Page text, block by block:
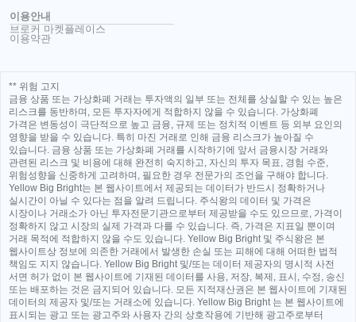
이용안내
브로커 마켓플레이스
이용약관
** 위험 고지
금융 상품 또는 가상화폐 거래는 투자액의 일부 또는 전체를 상실할 수 있는 높은
리스크를 동반하며, 모든 투자자에게 적합하지 않을 수 있습니다. 가상화폐
가격은 변동성이 극단적으로 높고 금융, 규제 또는 정치적 이벤트 등 외부 요인의
영향을 받을 수 있습니다. 특히 마진 거래로 인해 금융 리스크가 높아질 수
있습니다. 금융 상품 또는 가상화폐 거래를 시작하기에 앞서 금융시장 거래와
관련된 리스크 및 비용에 대해 완전히 숙지하고, 자신의 투자 목표, 경험 수준,
위험성향을 신중하게 고려하며, 필요한 경우 전문가의 조언을 구해야 합니다.
Yellow Big Bright는 본 웹사이트에서 제공되는 데이터가 반드시 정확하거나
실시간이 아닐 수 있다는 점을 알려 드립니다. 주식왕의 데이터 및 가격은
시장이나 거래소가 아닌 투자전문기관으로부터 제공받을 수도 있으므로, 가격이
정확하지 않고 시장의 실제 가격과 다를 수 있습니다. 즉, 가격은 지표일 뿐이며
거래 목적에 적합하지 않을 수도 있습니다. Yellow Big Bright 및 주식왕은 본
웹사이트상 정보에 의존한 거래에서 발생한 손실 또는 피해에 대해 어떠한 법적
책임도 지지 않습니다. Yellow Big Bright 및/또는 데이터 제공자의 명시적 사전
서면 허가 없이 본 웹사이트에 기재된 데이터를 사용, 저장, 복제, 표시, 수정, 송신
또는 배포하는 것은 금지되어 있습니다. 모든 지적재산권은 본 웹사이트에 기재된
데이터의 제공자 및/또는 거래소에 있습니다. Yellow Big Bright 는 본 웹사이트에
표시되는 광고 또는 광고주와 사용자 간의 상호작용에 기반해 광고주로부터